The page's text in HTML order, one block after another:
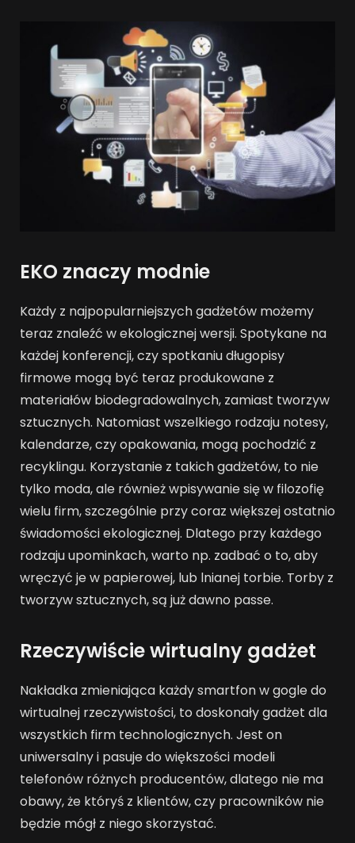
EKO znaczy modnie
Każdy z najpopularniejszych gadżetów możemy
teraz znaleźć w ekologicznej wersji. Spotykane na
każdej konferencji, czy spotkaniu długopisy
firmowe mogą być teraz produkowane z
materiałów biodegradowalnych, zamiast tworzyw
sztucznych. Natomiast wszelkiego rodzaju notesy,
kalendarze, czy opakowania, mogą pochodzić z
recyklingu. Korzystanie z takich gadżetów, to nie
tylko moda, ale również wpisywanie się w filozofię
wielu firm, szczególnie przy coraz większej ostatnio
świadomości ekologicznej. Dlatego przy każdego
rodzaju upominkach, warto np. zadbać o to, aby
wręczyć je w papierowej, lub lnianej torbie. Torby z
tworzyw sztucznych, są już dawno passe.
Rzeczywiście wirtualny gadżet
Nakładka zmieniająca każdy smartfon w gogle do
wirtualnej rzeczywistości, to doskonały gadżet dla
wszystkich firm technologicznych. Jest on
uniwersalny i pasuje do większości modeli
telefonów różnych producentów, dlatego nie ma
obawy, że któryś z klientów, czy pracowników nie
będzie mógł z niego skorzystać.